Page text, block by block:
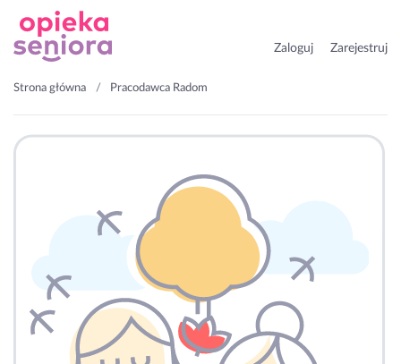
Zaloguj Zarejestruj
Strona główna Pracodawca Radom